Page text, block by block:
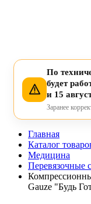
По
будет
и 15
Заранее
Главная
Каталог
Медицина
Перевязочные
Gauze "Будь